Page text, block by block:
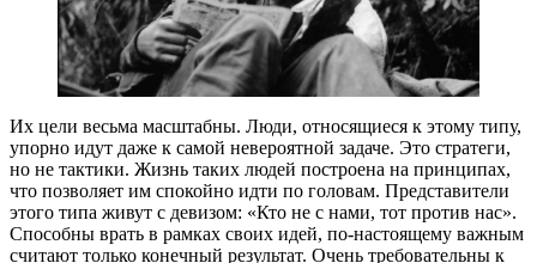
Их цели весьма масштабны. Люди, относящиеся к этому типу,
упорно идут даже к самой невероятной задаче. Это стратеги,
но не тактики. Жизнь таких людей построена на принципах,
что позволяет им спокойно идти по головам. Представители
этого типа живут с девизом: «Кто не с нами, тот против нас».
Способны врать в рамках своих идей, по-настоящему важным
считают только конечный результат. Очень требовательны к